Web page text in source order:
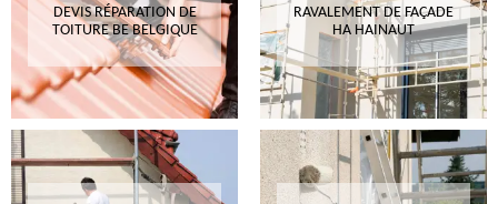
DEVIS RÉPARATION DE
TOITURE BE BELGIQUE
RAVALEMENT DE FAÇADE
HA HAINAUT